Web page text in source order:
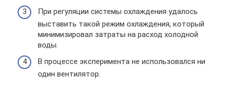
При регуляции системы охлаждения удалось
выставить такой режим охлаждения, который
минимизировал затраты на расход холодной
воды.
В процессе эксперимента не использовался ни
один вентилятор.